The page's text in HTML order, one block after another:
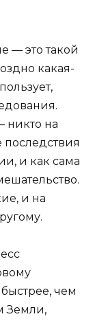
— это такой
какая-
никто на
последствия
и как сама
и на
чем
Земли,